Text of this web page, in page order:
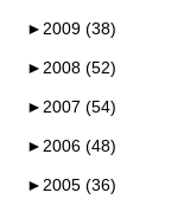
► 2009 (38)
► 2008 (52)
► 2007 (54)
► 2006 (48)
► 2005 (36)